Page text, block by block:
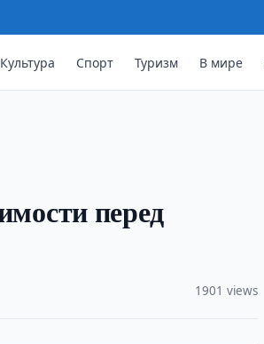
Культура Спорт Туризм В мире
перед
1901 views